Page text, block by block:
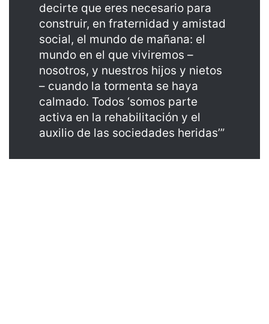
decirte que eres necesario para
construir, en fraternidad y amistad
social, el mundo de mañana: el
mundo en el que viviremos –
nosotros, y nuestros hijos y nietos
– cuando la tormenta se haya
calmado. Todos ‘somos parte
activa en la rehabilitación y el
auxilio de las sociedades heridas’”